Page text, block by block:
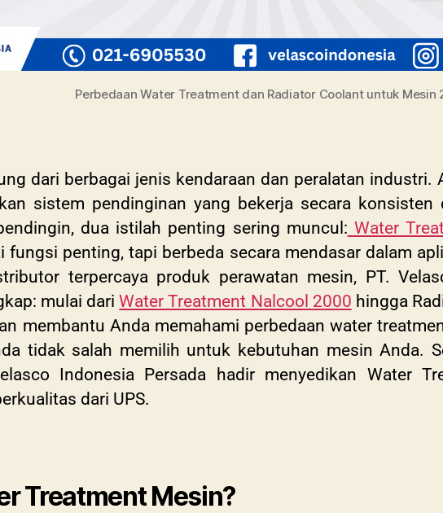
Perbedaan Water Treatment dan Radiator Coolant untuk Mesin
dari berbagai jenis kendaraan dan peralatan industri.
sistem pendinginan yang bekerja secara konsisten
dua istilah penting sering muncul: Water
fungsi penting, tapi berbeda secara mendasar dalam
terpercaya produk perawatan mesin, PT.
mulai dariWater Treatment Nalcool 2000 hingga
membantu Anda memahami perbedaan water
tidak salah memilih untuk kebutuhan mesin Anda.
Indonesia Persada hadir menyedikan Water
dari UPS.
Treatment Mesin?